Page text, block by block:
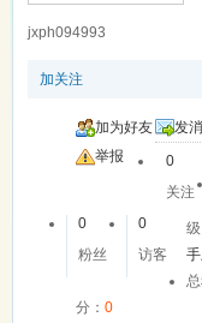
jxph094993
加关注
加为好友
发
举报
0
关注
0
粉丝
0
访客
分： 0